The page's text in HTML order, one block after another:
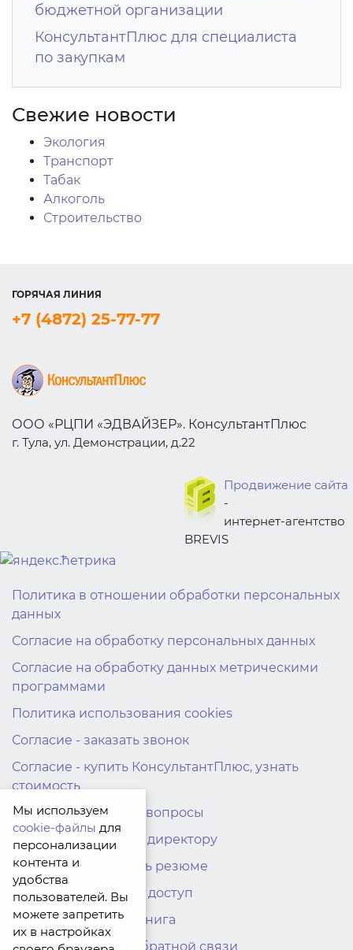
бюджетной организации
КонсультантПлюс для специалиста
по закупкам
Свежие новости
Экология
Транспорт
Табак
Алкоголь
Строительство
ГОРЯЧАЯ ЛИНИЯ
+7 (4872) 25-77-77
ООО «РЦПИ «ЭДВАЙЗЕР». КонсультантПлюс
г. Тула, ул. Демонстрации, д.22
Продвижение сайта
-
интернет-агентство
BREVIS
bewin999 bewin999
bewin999 bewin999
Мы используем
cookie-файлы для
персонализации
контента и
удобства
пользователей. Вы
можете запретить
их в настройках
Политика в отношении обработки персональных
данных
Согласие на обработку персональных данных
Согласие на обработку данных метрическими
программами
Политика использования cookies
Согласие - заказать звонок
Согласие - купить КонсультантПлюс, узнать
стоимость
Согласие - остались вопросы
Согласие - написать директору
Согласие - отправить резюме
Согласие - пробный доступ
Согласие - Главная книга
Согласие - Форма обратной связи